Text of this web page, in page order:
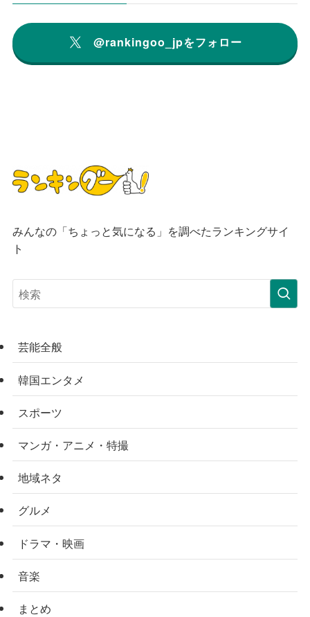
@rankingoo_jpをフォロー
みんなの「ちょっと気になる」を調べたランキングサイ
ト
芸能全般
韓国エンタメ
スポーツ
マンガ・アニメ・特撮
地域ネタ
グルメ
ドラマ・映画
音楽
まとめ